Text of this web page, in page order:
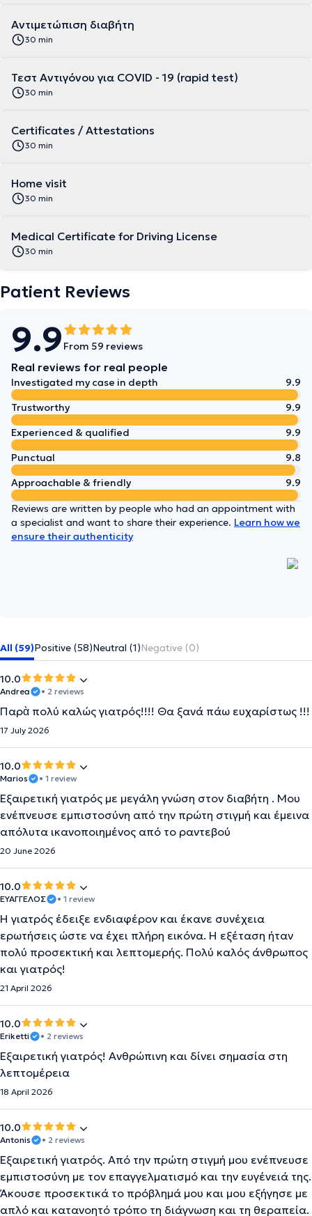
Αντιμετώπιση διαβήτη
30 min
Τεστ Αντιγόνου για COVID - 19 (rapid test)
30 min
Certificates / Attestations
30 min
Home visit
30 min
Medical Certificate for Driving License
30 min
Patient Reviews
9.9 From 59 reviews
Real reviews for real people
Investigated my case in depth
9.9
Trustworthy
9.9
Experienced & qualified
9.9
Punctual
9.8
Approachable & friendly
9.9
Reviews are written by people who had an appointment with
a specialist and want to share their experience. Learn how we
ensure their authenticity
All (59)Positive (58)Neutral (1)Negative (0)
10.0
Andrea • 2 reviews
Παρὰ πολύ καλώς γιατρός!!!! Θα ξανά πάω ευχαρίστως !!!
17 July 2026
10.0
Marios • 1 review
Εξαιρετική γιατρός με μεγάλη γνώση στον διαβήτη . Μου
ενέπνευσε εμπιστοσύνη από την πρώτη στιγμή και έμεινα
απόλυτα ικανοποιημένος από το ραντεβού
20 June 2026
10.0
ΕΥΑΓΓΕΛΟΣ • 1 review
Η γιατρός έδειξε ενδιαφέρον και έκανε συνέχεια
ερωτήσεις ώστε να έχει πλήρη εικόνα. Η εξέταση ήταν
πολύ προσεκτική και λεπτομερής. Πολύ καλός άνθρωπος
και γιατρός!
21 April 2026
10.0
Eriketti • 2 reviews
Εξαιρετική γιατρός! Ανθρώπινη και δίνει σημασία στη
λεπτομέρεια
18 April 2026
10.0
Antonis • 2 reviews
Εξαιρετική γιατρός. Από την πρώτη στιγμή μου ενέπνευσε
εμπιστοσύνη με τον επαγγελματισμό και την ευγένειά της.
Άκουσε προσεκτικά το πρόβλημά μου και μου εξήγησε με
απλό και κατανοητό τρόπο τη διάγνωση και τη θεραπεία.